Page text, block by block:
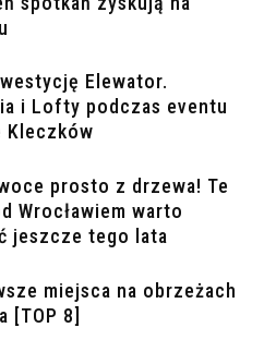
Elewator.
i Lofty podczas eventu
Kleczków
prosto z drzewa! Te
Wrocławiem warto
jeszcze tego lata
miejsca na obrzeżach
[TOP 8]